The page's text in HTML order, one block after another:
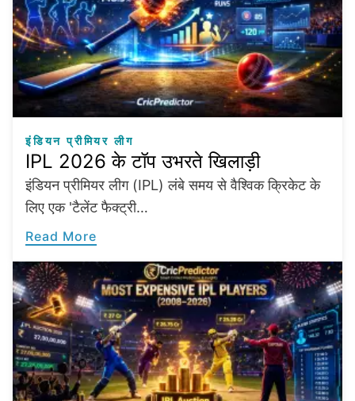
इंडियन प्रीमियर लीग
IPL 2026 के टॉप उभरते खिलाड़ी
इंडियन प्रीमियर लीग (IPL) लंबे समय से वैश्विक क्रिकेट के
लिए एक 'टैलेंट फैक्ट्री…
Read More